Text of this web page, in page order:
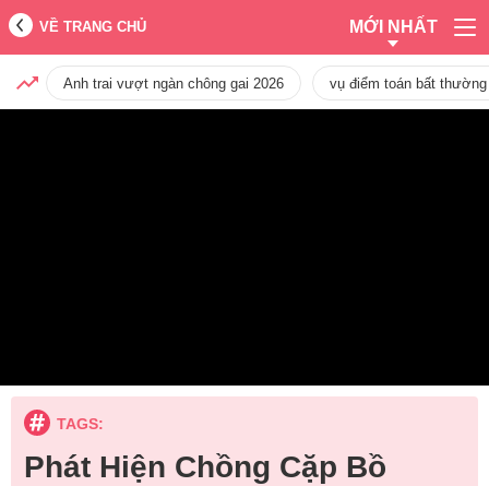
VỀ TRANG CHỦ MỚI NHẤT
Anh trai vượt ngàn chông gai 2026 vụ điểm toán bất
TAGS:
Phát Hiện Chồng Cặp Bồ